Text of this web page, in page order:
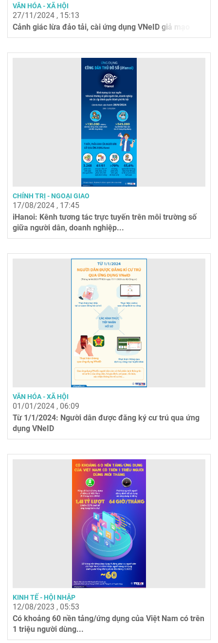
VĂN HÓA - XÃ HỘI
27/11/2024 , 15:13
Cảnh giác lừa đảo tải, cài ứng dụng VNeID giả mạo
CHÍNH TRỊ - NGOẠI GIAO
17/08/2024 , 17:45
iHanoi: Kênh tương tác trực tuyến trên môi trường số
giữa người dân, doanh nghiệp...
VĂN HÓA - XÃ HỘI
01/01/2024 , 06:09
Từ 1/1/2024: Người dân được đăng ký cư trú qua ứng
dụng VNeID
KINH TẾ - HỘI NHẬP
12/08/2023 , 05:53
Có khoảng 60 nền tảng/ứng dụng của Việt Nam có trên
1 triệu người dùng...